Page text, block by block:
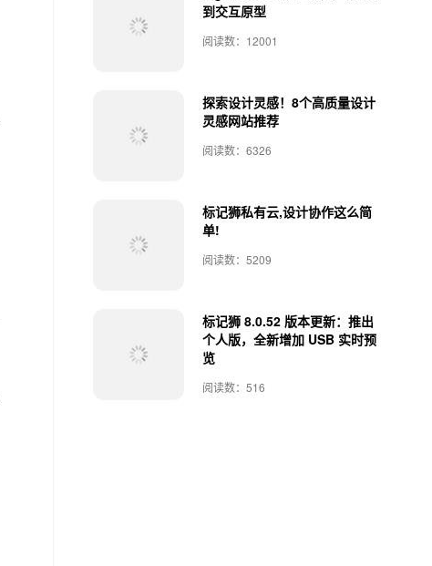
到交互原型
阅读数：12001
探索设计灵感！8个高质量设计
灵感网站推荐
阅读数：6326
标记狮私有云,设计协作这么简
单!
阅读数：5209
标记狮 8.0.52 版本更新：推出
个人版，全新增加 USB 实时预
览
阅读数：516